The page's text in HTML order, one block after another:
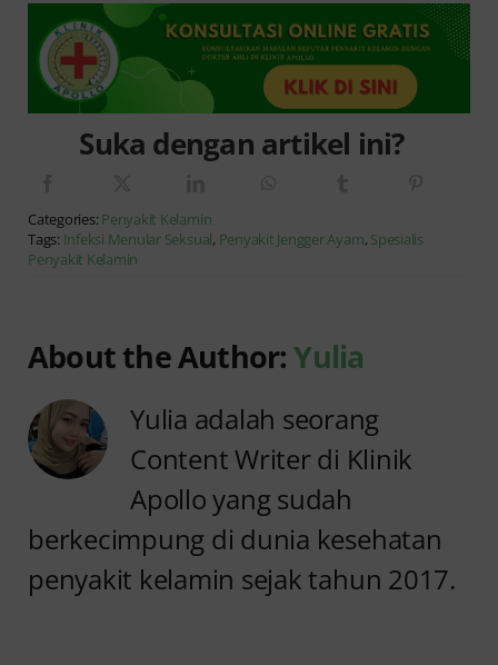
Suka dengan artikel ini?
Categories: Penyakit Kelamin
Tags: Infeksi Menular Seksual, Penyakit Jengger Ayam, Spesialis
Penyakit Kelamin
About the Author:Yulia
Yulia adalah seorang
Content Writer di Klinik
Apollo yang sudah
berkecimpung di dunia kesehatan
penyakit kelamin sejak tahun 2017.